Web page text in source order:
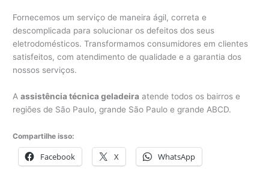
Fornecemos um serviço de maneira ágil, correta e
descomplicada para solucionar os defeitos dos seus
eletrodomésticos. Transformamos consumidores em clientes
satisfeitos, com atendimento de qualidade e a garantia dos
nossos serviços.
Aassistência técnica geladeira atende todos os bairros e
regiões de São Paulo, grande São Paulo e grande ABCD.
Compartilhe isso:
Facebook X WhatsApp